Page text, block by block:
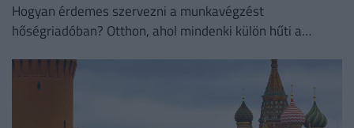
Hogyan érdemes szervezni a munkavégzést
hőségriadóban? Otthon, ahol mindenki külön hűti a
irodaházban, ahol a hűtés központilag működik.